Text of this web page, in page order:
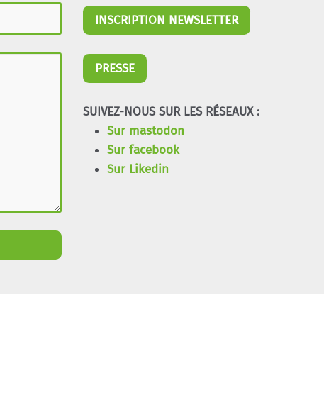
INSCRIPTION NEWSLETTER
PRESSE
SUIVEZ-NOUS SUR LES RÉSEAUX :
Sur mastodon
Sur facebook
Sur Likedin